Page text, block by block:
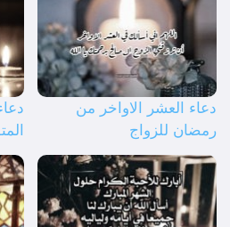
دعاء العشر الاواخر من
رمضان للزواج